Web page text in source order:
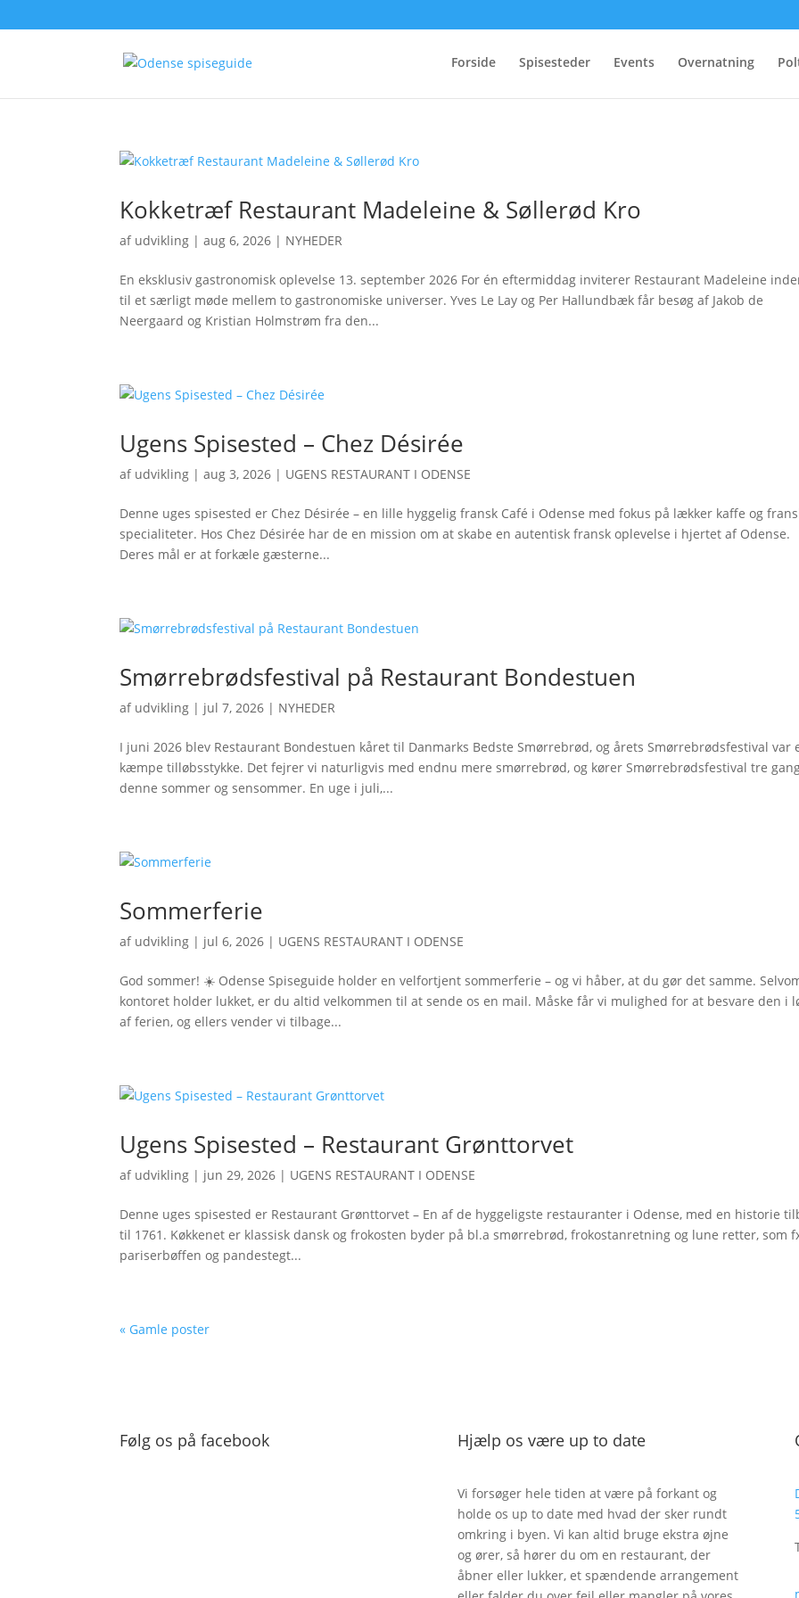
Forside Spisesteder Events Overnatning
Kokketræf Restaurant Madeleine & Søllerød Kro
af udvikling |aug 6, 2026 | NYHEDER
En eksklusiv gastronomisk oplevelse 13. september 2026 For én eftermiddag inviterer Restaurant Madeleine
til et særligt møde mellem to gastronomiske universer. Yves Le Lay og Per Hallundbæk får besøg af Jakob de
Neergaard og Kristian Holmstrøm fra den...
Ugens Spisested – Chez Désirée
af udvikling |aug 3, 2026 | UGENS RESTAURANT I ODENSE
Denne uges spisested er Chez Désirée – en lille hyggelig fransk Café i Odense med fokus på lækker kaffe og
specialiteter. Hos Chez Désirée har de en mission om at skabe en autentisk fransk oplevelse i hjertet af Odense.
Deres mål er at forkæle gæsterne...
Smørrebrødsfestival på Restaurant Bondestuen
af udvikling | jul 7, 2026 | NYHEDER
I juni 2026 blev Restaurant Bondestuen kåret til Danmarks Bedste Smørrebrød, og årets Smørrebrødsfestival var
kæmpe tilløbsstykke. Det fejrer vi naturligvis med endnu mere smørrebrød, og kører Smørrebrødsfestival tre
denne sommer og sensommer. En uge i juli,...
Sommerferie
af udvikling | jul 6, 2026 | UGENS RESTAURANT I ODENSE
God sommer! ☀️ Odense Spiseguide holder en velfortjent sommerferie – og vi håber, at du gør det samme.
kontoret holder lukket, er du altid velkommen til at sende os en mail. Måske får vi mulighed for at besvare den i
af ferien, og ellers vender vi tilbage...
Ugens Spisested – Restaurant Grønttorvet
af udvikling | jun 29, 2026 | UGENS RESTAURANT I ODENSE
Denne uges spisested er Restaurant Grønttorvet – En af de hyggeligste restauranter i Odense, med en historie
til 1761. Køkkenet er klassisk dansk og frokosten byder på bl.a smørrebrød, frokostanretning og lune retter, som
pariserbøffen og pandestegt...
« Gamle poster
Følg os på facebook Hjælp os være up to date
Vi forsøger hele tiden at være på forkant og
holde os up to date med hvad der sker rundt
omkring i byen. Vi kan altid bruge ekstra øjne
og ører, så hører du om en restaurant, der
åbner eller lukker, et spændende arrangement